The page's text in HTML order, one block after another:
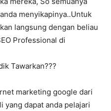
menyikapinya..Untuk
langsung dengan beliau
Professional di
Tawarkan???
marketing google dari
yang dapat anda pelajari